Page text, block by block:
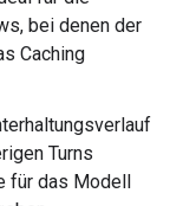
bei denen der
Caching
Turns
für das Modell